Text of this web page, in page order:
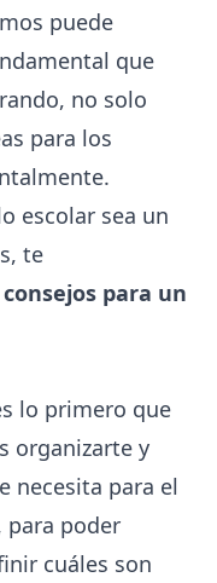
puede
que
no solo
para los
escolar sea un
te
consejos para un
lo primero que
organizarte y
necesita para el
para poder
cuáles son